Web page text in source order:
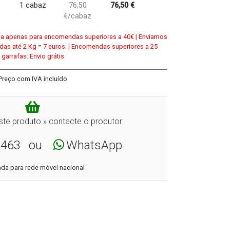
1 cabaz
76,50
€/cabaz
76,50 €
apenas para encomendas superiores a 40€ | Enviamos
até 2 Kg = 7 euros. | Encomendas superiores a 25
garrafas: Envio grátis
com IVA incluído
produto » contacte o produtor:
ou WhatsApp
para rede móvel nacional